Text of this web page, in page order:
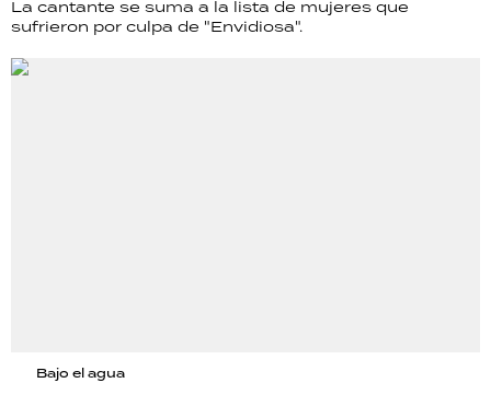
La cantante se suma a la lista de mujeres que
sufrieron por culpa de "Envidiosa".
Bajo el agua